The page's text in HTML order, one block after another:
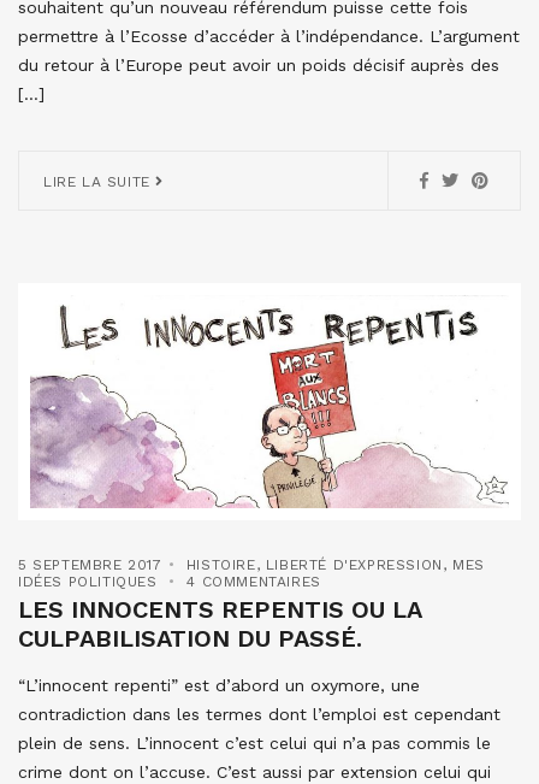
souhaitent qu’un nouveau référendum puisse cette fois
permettre à l’Ecosse d’accéder à l’indépendance. L’argument
du retour à l’Europe peut avoir un poids décisif auprès des
[…]
LIRE LA SUITE
5 SEPTEMBRE 2017 HISTOIRE, LIBERTÉ D'EXPRESSION , MES
IDÉES POLITIQUES
4 COMMENTAIRES
LES INNOCENTS REPENTIS OU LA
CULPABILISATION DU PASSÉ.
“L’innocent repenti” est d’abord un oxymore, une
contradiction dans les termes dont l’emploi est cependant
plein de sens. L’innocent c’est celui qui n’a pas commis le
crime dont on l’accuse. C’est aussi par extension celui qui